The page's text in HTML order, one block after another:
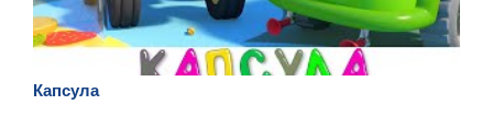
Капсула